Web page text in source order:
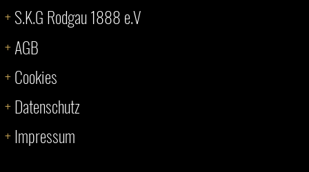
+S.K.G Rodgau 1888 e.V
+AGB
+Cookies
+Datenschutz
+Impressum